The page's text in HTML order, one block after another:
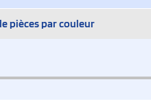
pièces par couleur